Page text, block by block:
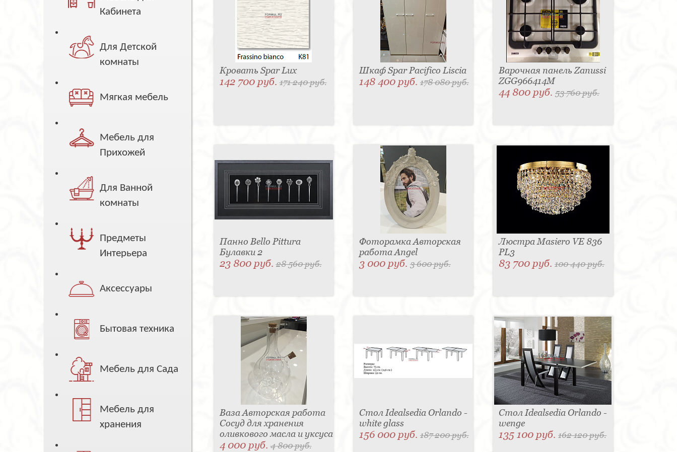
Кабинета
Для Детской
комнаты
Мягкая мебель
Мебель для
Прихожей
Для Ванной
комнаты
Предметы
Интерьера
Аксессуары
Бытовая техника
Мебель для Сада
Мебель для
хранения
Кровать Spar Lux
142 700 руб.171 240 руб.
Шкаф Spar Pacifico Liscia
148 400 руб. 178 080 руб.
Варочная панель Zanussi
ZGG966414M
44 800 руб.53 760 руб.
Панно Bello Pittura
Булавки 2
23 800 руб.28 560 руб.
Фоторамка Авторская
работа Angel
3 000 руб. 3 600 руб.
Люстра Masiero VE 836
PL3
83 700 руб.100 440 руб.
Ваза Авторская работа
Сосуд для хранения
оливкового масла и уксуса
4 000 руб.4 800 руб.
Стол Idealsedia Orlando -
white glass
156 000 руб. 187 200 руб.
Стол Idealsedia Orlando -
wenge
135 100 руб.162 120 руб.